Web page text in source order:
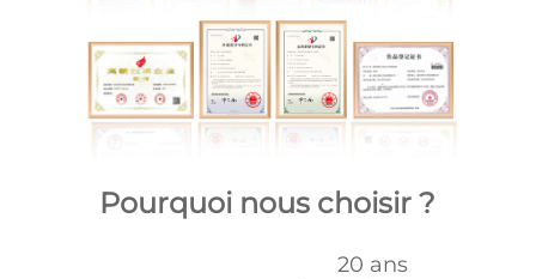
Pourquoi nous choisir ?
20 ans